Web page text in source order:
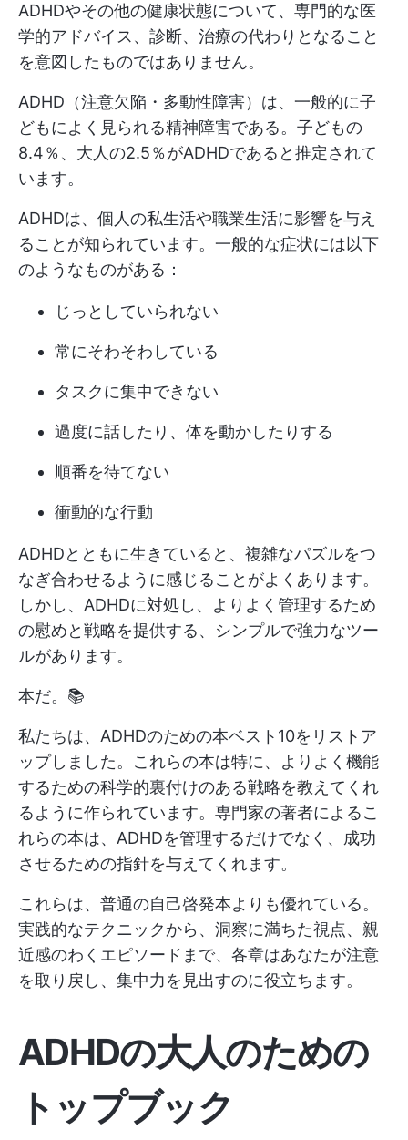
ADHDやその他の健康状態について、専門的な医
学的アドバイス、診断、治療の代わりとなること
を意図したものではありません。
ADHD（注意欠陥・多動性障害）は、一般的に子
どもによく見られる精神障害である。子どもの
8.4％、大人の2.5％がADHDであると推定されて
います。
ADHDは、個人の私生活や職業生活に影響を与え
ることが知られています。一般的な症状には以下
のようなものがある：
じっとしていられない
常にそわそわしている
タスクに集中できない
過度に話したり、体を動かしたりする
順番を待てない
衝動的な行動
ADHDとともに生きていると、複雑なパズルをつ
なぎ合わせるように感じることがよくあります。
しかし、ADHDに対処し、よりよく管理するため
の慰めと戦略を提供する、シンプルで強力なツー
ルがあります。
本だ。📚
私たちは、ADHDのための本ベスト10をリストア
ップしました。これらの本は特に、よりよく機能
するための科学的裏付けのある戦略を教えてくれ
るように作られています。専門家の著者によるこ
れらの本は、ADHDを管理するだけでなく、成功
させるための指針を与えてくれます。
これらは、普通の自己啓発本よりも優れている。
実践的なテクニックから、洞察に満ちた視点、親
近感のわくエピソードまで、各章はあなたが注意
を取り戻し、集中力を見出すのに役立ちます。
ADHDの大人のための
トップブック